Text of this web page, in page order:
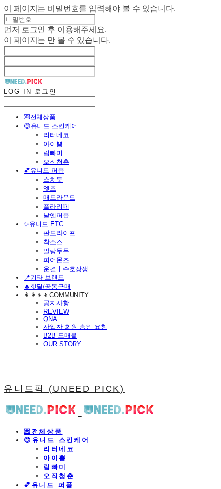
이 페이지는 비밀번호를 입력해야 볼 수 있습니다.
먼저 로그인
후 이용해주세요.
이 페이지는 만 볼 수 있습니다.
LOG IN 로그인
💌전체상품
😊유니드 스킨케어
리터네코
아이쁨
립빠미
오직청춘
💕유니드 퍼퓸
스치듯
엣즈
매드라운드
플라리떼
날엔퍼퓸
​✨유니드 ETC
판도라이프
착소스
말랑두두
피어몬즈
운결ㅣ수호장생
📍기타 브랜드
🔥핫딜/공동구매
👩‍👩‍👦‍👦COMMUNITY
공지사항
REVIEW
QNA
사업자 회원 승인 요청
B2B 도매몰
OUR STORY
유니드픽 (UNEED PICK)
💌전체상품
😊유니드 스킨케어
리터네코
아이쁨
립빠미
오직청춘
💕유니드 퍼퓸